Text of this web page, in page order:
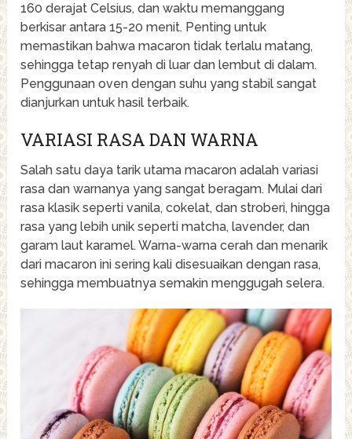
160 derajat Celsius, dan waktu memanggang
berkisar antara 15-20 menit. Penting untuk
memastikan bahwa macaron tidak terlalu matang,
sehingga tetap renyah di luar dan lembut di dalam.
Penggunaan oven dengan suhu yang stabil sangat
dianjurkan untuk hasil terbaik.
VARIASI RASA DAN WARNA
Salah satu daya tarik utama macaron adalah variasi
rasa dan warnanya yang sangat beragam. Mulai dari
rasa klasik seperti vanila, cokelat, dan stroberi, hingga
rasa yang lebih unik seperti matcha, lavender, dan
garam laut karamel. Warna-warna cerah dan menarik
dari macaron ini sering kali disesuaikan dengan rasa,
sehingga membuatnya semakin menggugah selera.